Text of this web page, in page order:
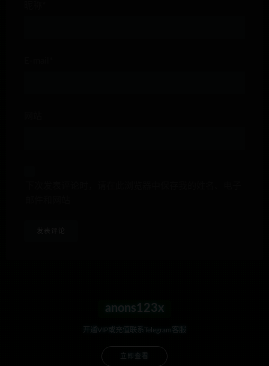
anons123x
开通VIP或充值联系Telegram客服
立即查看